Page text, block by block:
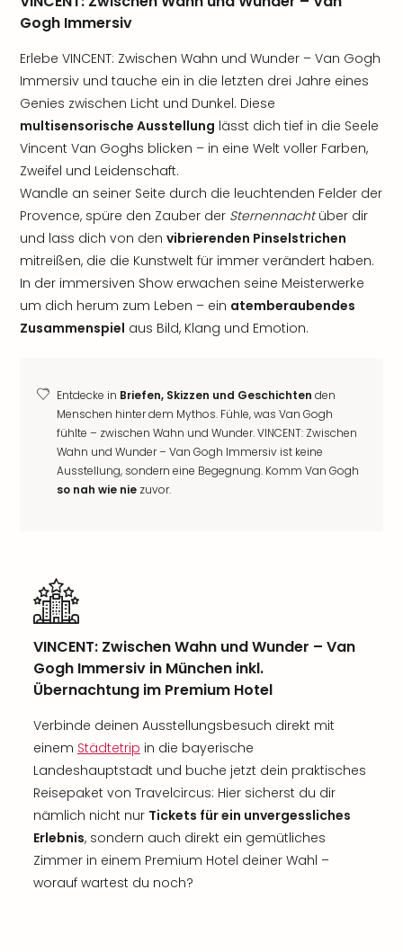
Gogh Immersiv
Erlebe VINCENT: Zwischen Wahn und Wunder – Van Gogh
Immersiv und tauche ein in die letzten drei Jahre eines
Genies zwischen Licht und Dunkel. Diese
multisensorische Ausstellung lässt dich tief in die Seele
Vincent Van Goghs blicken – in eine Welt voller Farben,
Zweifel und Leidenschaft.
Wandle an seiner Seite durch die leuchtenden Felder der
Provence, spüre den Zauber der Sternennachtüber dir
und lass dich von den vibrierenden Pinselstrichen
mitreißen, die die Kunstwelt für immer verändert haben.
In der immersiven Show erwachen seine Meisterwerke
um dich herum zum Leben – ein atemberaubendes
Zusammenspiel aus Bild, Klang und Emotion.
Entdecke in Briefen, Skizzen und Geschichten den
Menschen hinter dem Mythos. Fühle, was Van Gogh
fühlte – zwischen Wahn und Wunder. VINCENT: Zwischen
Wahn und Wunder – Van Gogh Immersiv ist keine
Ausstellung, sondern eine Begegnung. Komm Van Gogh
so nah wie nie zuvor.
VINCENT: Zwischen Wahn und Wunder – Van
Gogh Immersiv in München inkl.
Übernachtung im Premium Hotel
Verbinde deinen Ausstellungsbesuch direkt mit
einem Städtetrip in die bayerische
Landeshauptstadt und buche jetzt dein praktisches
Reisepaket von Travelcircus: Hier sicherst du dir
nämlich nicht nur Tickets für ein unvergessliches
Erlebnis, sondern auch direkt ein gemütliches
Zimmer in einem Premium Hotel deiner Wahl –
worauf wartest du noch?